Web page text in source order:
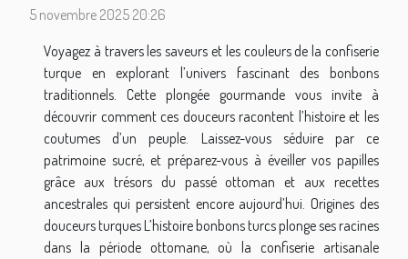
5 novembre 2025 20:26
Voyagez à travers les saveurs et les couleurs de la confiserie
turque en explorant l’univers fascinant des bonbons
traditionnels. Cette plongée gourmande vous invite à
découvrir comment ces douceurs racontent l’histoire et les
coutumes d’un peuple. Laissez-vous séduire par ce
patrimoine sucré, et préparez-vous à éveiller vos papilles
grâce aux trésors du passé ottoman et aux recettes
ancestrales qui persistent encore aujourd’hui. Origines des
douceurs turques L’histoire bonbons turcs plonge ses racines
dans la période ottomane, où la confiserie artisanale